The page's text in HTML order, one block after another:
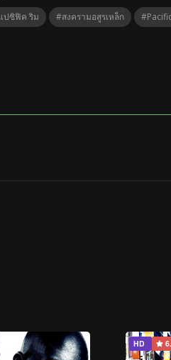
ปซิฟิค ริม #สงครามอสูรเหล็ก
HD